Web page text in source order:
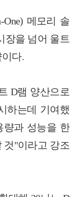
메모리 솔
장을 넘어 울트
다.
D램 양산으로
하는데 기여했
량과 성능을 한
것"이라고 강조